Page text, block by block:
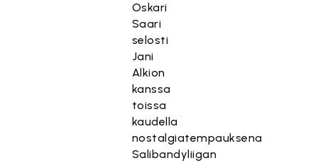
Oskari
Saari
selosti
Jani
Alkion
kanssa
toissa
kaudella
nostalgiatempauksena
Salibandyliigan